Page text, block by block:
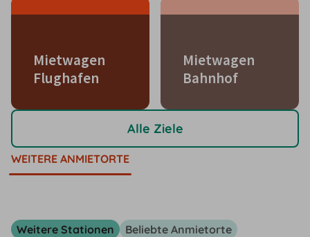
Mietwagen
Flughafen
Mietwagen
Bahnhof
Alle Ziele
WEITERE ANMIETORTE
Weitere Stationen
Beliebte Anmietorte